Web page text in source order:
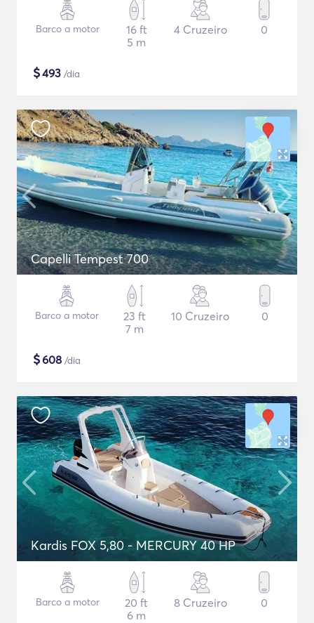
Barco a motor
16 ft
5 m
4 Cruzeiro 0
$493 /dia
Capelli Tempest 700
Barco a motor
23 ft
7 m
10 Cruzeiro 0
$608 /dia
Kardis FOX 5,80 - MERCURY 40 HP
Barco a motor
20 ft
6 m
8 Cruzeiro 0